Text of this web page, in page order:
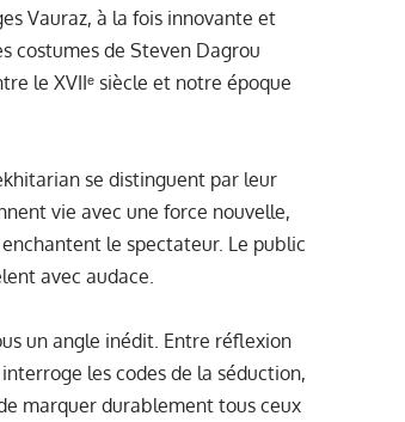
Vauraz, à la fois innovante et
costumes de Steven Dagrou
le XVIIᵉ siècle et notre époque
se distinguent par leur
vie avec une force nouvelle,
le spectateur. Le public
avec audace.
un angle inédit. Entre réflexion
les codes de la séduction,
marquer durablement tous ceux